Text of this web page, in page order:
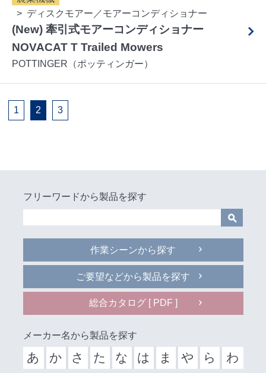
ディスクモアー／モアーコンディショナー
(New) 牽引式モアーコンディショナー
NOVACAT T Trailed Mowers
POTTINGER（ポッティンガー）
1 2 3
フリーワードから製品を探す
作業シーンから探す
ご要望などから製品を探す
総合カタログ [ PDF ]
メーカー名から製品を探す
あ か さ た な は ま や ら わ